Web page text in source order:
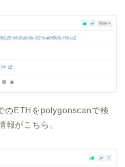
のETHをpolygonscanで検
報がこちら。